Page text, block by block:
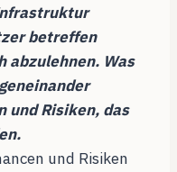
betreffen
abzulehnen. Was
und Risiken, das
und Risiken